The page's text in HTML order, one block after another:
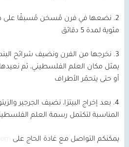
مئوية لمدة 5 دقائق
3. نخرجها من الفرن ونضيف شرائح
يمثل مكان العلم الفلسطيني، ثم
أو حتى يتحمّر الأطراف
4. بعد إخراج البيتزا، نضيف الجرجير
المناسبة لتكتمل رسمة العلم
يمكنكم التواصل مع غادة الحاج على